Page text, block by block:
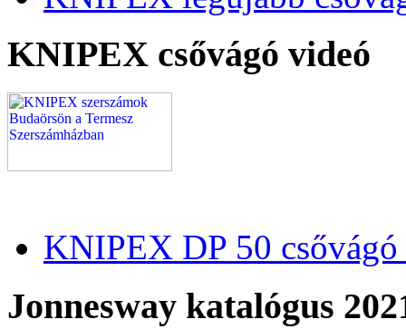
KNIPEX csővágó videó
KNIPEX DP 50
Jonnesway katalógus